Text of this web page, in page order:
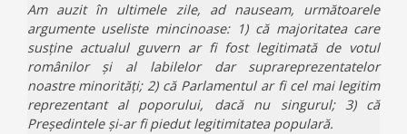
Am auzit în ultimele zile, ad nauseam, următoarele
argumente useliste mincinoase: 1) că majoritatea care
susține actualul guvern ar fi fost legitimată de votul
românilor și al labilelor dar suprareprezentatelor
noastre minorități; 2) că Parlamentul ar fi cel mai legitim
reprezentant al poporului, dacă nu singurul; 3) că
Președintele și-ar fi piedut legitimitatea populară.